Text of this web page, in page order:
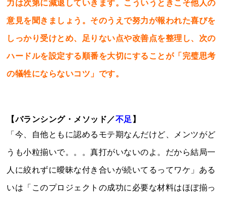
力は次第に減退していきます。こういうときこそ他人の
意見を聞きましょう。そのうえで努力が報われた喜びを
しっかり受けとめ、足りない点や改善点を整理し、次の
ハードルを設定する順番を大切にすることが「完璧思考
の犠牲にならないコツ」です。
【バランシング・メソッド／不足 】
「今、自他ともに認めるモテ期なんだけど、メンツがど
うも小粒揃いで。。。真打がいないのよ。だから結局一
人に絞れずに曖昧な付き合いが続いてるってワケ」ある
いは「このプロジェクトの成功に必要な材料はほぼ揃っ